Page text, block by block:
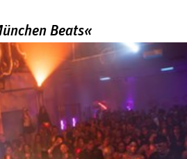
Beats«